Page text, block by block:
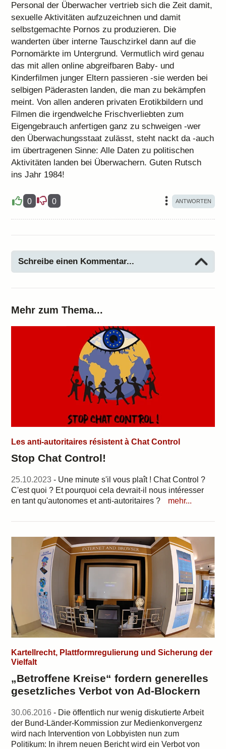
Personal der Überwacher vertrieb sich die Zeit damit,
sexuelle Aktivitäten aufzuzeichnen und damit
selbstgemachte Pornos zu produzieren. Die
wanderten über interne Tauschzirkel dann auf die
Pornomärkte im Untergrund. Vermutlich wird genau
das mit allen online abgreifbaren Baby- und
Kinderfilmen junger Eltern passieren -sie werden bei
selbigen Päderasten landen, die man zu bekämpfen
meint. Von allen anderen privaten Erotikbildern und
Filmen die irgendwelche Frischverliebten zum
Eigengebrauch anfertigen ganz zu schweigen -wer
den Überwachungsstaat zulässt, steht nackt da -auch
im übertragenen Sinne: Alle Daten zu politischen
Aktivitäten landen bei Überwachern. Guten Rutsch
ins Jahr 1984!
0 0
Schreibe einen Kommentar...
Mehr zum Thema...
Les anti-autoritaires résistent à Chat Control
Stop Chat Control!
25.10.2023 - Une minute s'il vous plaît ! Chat Control ?
C'est quoi ? Et pourquoi cela devrait-il nous intéresser
en tant qu'autonomes et anti-autoritaires ?
mehr...
Kartellrecht, Plattformregulierung und Sicherung der
Vielfalt
„Betroffene Kreise“ fordern generelles
gesetzliches Verbot von Ad-Blockern
30.06.2016 - Die öffentlich nur wenig diskutierte Arbeit
der Bund-Länder-Kommission zur Medienkonvergenz
wird nach Intervention von Lobbyisten nun zum
Politikum: In ihrem neuen Bericht wird ein Verbot von